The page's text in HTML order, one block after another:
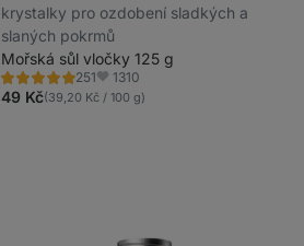
krystalky pro ozdobení sladkých a
slaných pokrmů
Mořská sůl vločky 125 g
251
Hodnocení
4.9/5,
251
Oblíbené
1310
49 Kč(39,20 Kč / 100 g)